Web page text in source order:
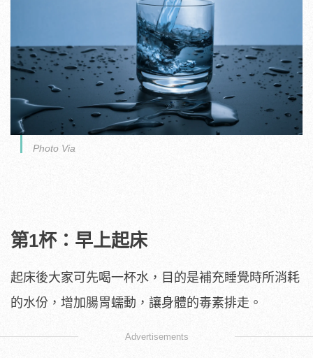
Photo Via
第1杯：早上起床
起床後大家可先喝一杯水，目的是補充睡覺時所消耗
的水份，增加腸胃蠕動，讓身體的毒素排走。
Advertisements